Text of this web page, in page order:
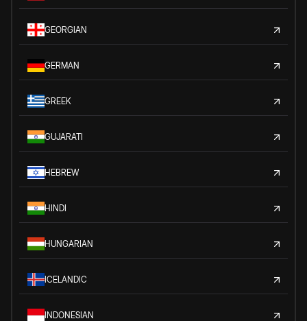
GEORGIAN
GERMAN
GREEK
GUJARATI
HEBREW
HINDI
HUNGARIAN
ICELANDIC
INDONESIAN